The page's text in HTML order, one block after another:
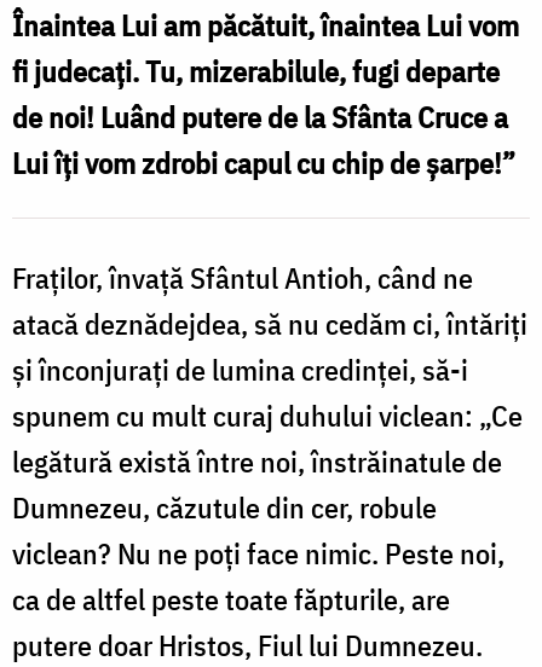
Înaintea Lui am păcătuit, înaintea Lui vom
fi judecaţi. Tu, mizerabilule, fugi departe
de noi! Luând putere de la Sfânta Cruce a
Lui îţi vom zdrobi capul cu chip de şarpe!”
Fraţilor, învaţă Sfântul Antioh, când ne
atacă deznădejdea, să nu cedăm ci, întăriţi
şi înconjuraţi de lumina credinţei, să-i
spunem cu mult curaj duhului viclean: „Ce
legătură există între noi, înstrăinatule de
Dumnezeu, căzutule din cer, robule
viclean? Nu ne poţi face nimic. Peste noi,
ca de altfel peste toate făpturile, are
putere doar Hristos, Fiul lui Dumnezeu.